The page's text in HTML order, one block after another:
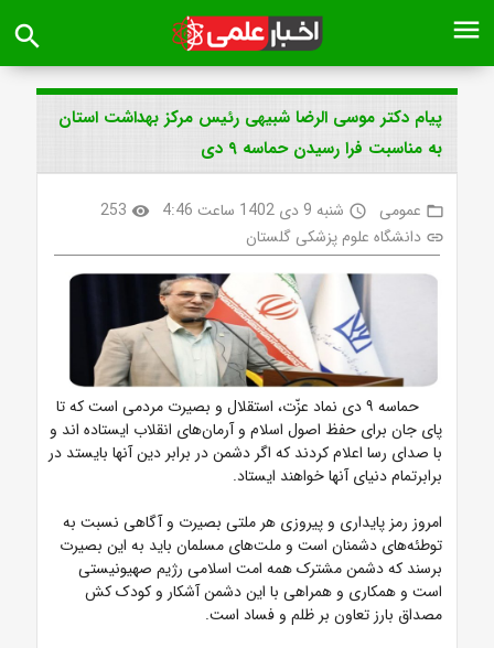
menu
search
پیام دکتر موسی الرضا شبیهی رئیس مرکز بهداشت استان
به مناسبت فرا رسیدن حماسه ۹ دی
folder_open عمومی access_time شنبه 9 دی 1402 ساعت 4:46 visibility
253
link دانشگاه علوم پزشکی گلستان
حماسه ۹ دی نماد عزّت، استقلال و بصیرت مردمی است که تا
پای جان برای حفظ اصول اسلام و آرمان‌های انقلاب ایستاده اند و
با صدای رسا اعلام کردند که اگر دشمن در برابر دین آنها بایستد در
برابرتمام دنیای آنها خواهند ایستاد.
امروز رمز پایداری و پیروزی هر ملتی بصیرت و آگاهی نسبت به
توطئه‌های دشمنان است و ملت‌های مسلمان باید به این بصیرت
برسند که دشمن مشترک همه امت اسلامی رژیم صهیونیستی
است و همکاری و همراهی با این دشمن آشکار و کودک کش
مصداق بارز تعاون بر ظلم و فساد است.